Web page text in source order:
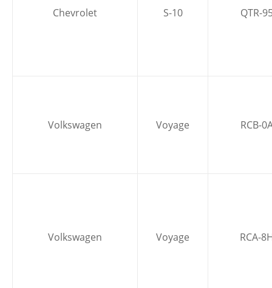
Chevrolet S-10 QTR-
Volkswagen Voyage RCB-
Volkswagen Voyage RCA-